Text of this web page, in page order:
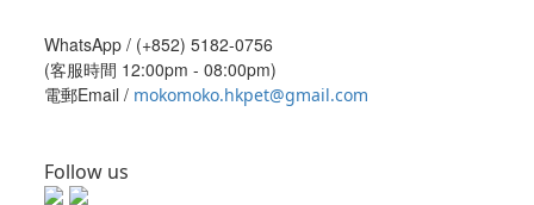
WhatsApp / (+852) 5182-0756
(客服時間 12:00pm - 08:00pm)
電郵Email / mokomoko.hkpet@gmail.com
Follow us